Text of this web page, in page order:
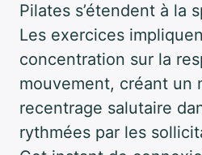
Pilates s’étendent à la
Les exercices
concentration sur la
mouvement, créant un
recentrage salutaire
rythmées par les